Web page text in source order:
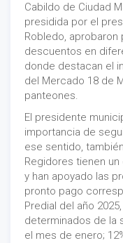
Cabildo de Ciudad
presidida por el
Robledo, aprobaron
descuentos en
donde destacan el
del Mercado 18 de
panteones.
El presidente
importancia de
ese sentido,
Regidores tienen
y han apoyado las
pronto pago
Predial del año
determinados de la
el mes de enero;